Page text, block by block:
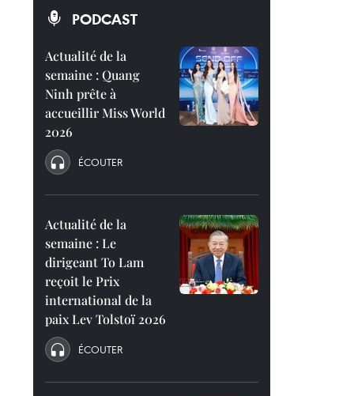
PODCAST
Actualité de la
semaine : Quang
Ninh prête à
accueillir Miss World
2026
ÉCOUTER
Actualité de la
semaine : Le
dirigeant To Lam
reçoit le Prix
international de la
paix Lev Tolstoï 2026
ÉCOUTER